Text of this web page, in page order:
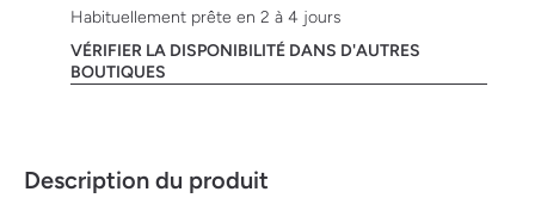
Habituellement prête en 2 à 4 jours
VÉRIFIER LA DISPONIBILITÉ DANS D'AUTRES
BOUTIQUES
Description du produit